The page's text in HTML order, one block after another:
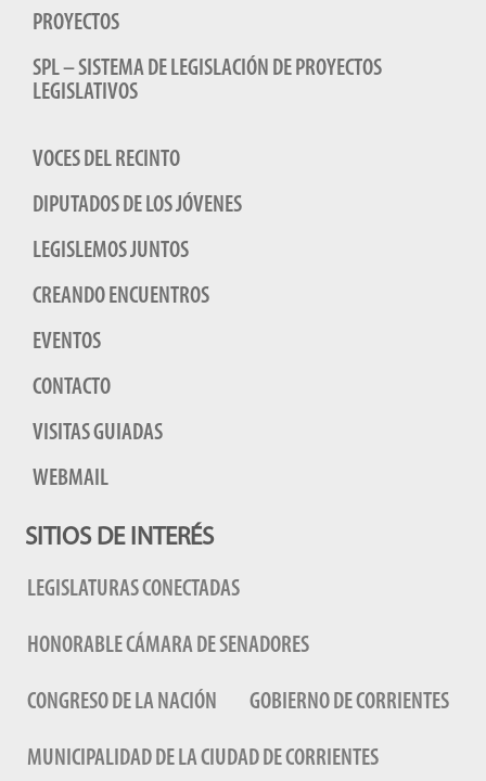
PROYECTOS
SPL – SISTEMA DE LEGISLACIÓN DE PROYECTOS
LEGISLATIVOS
VOCES DEL RECINTO
DIPUTADOS DE LOS JÓVENES
LEGISLEMOS JUNTOS
CREANDO ENCUENTROS
EVENTOS
CONTACTO
VISITAS GUIADAS
WEBMAIL
SITIOS DE INTERÉS
LEGISLATURAS CONECTADAS
HONORABLE CÁMARA DE SENADORES
CONGRESO DE LA NACIÓN GOBIERNO DE CORRIENTES
MUNICIPALIDAD DE LA CIUDAD DE CORRIENTES